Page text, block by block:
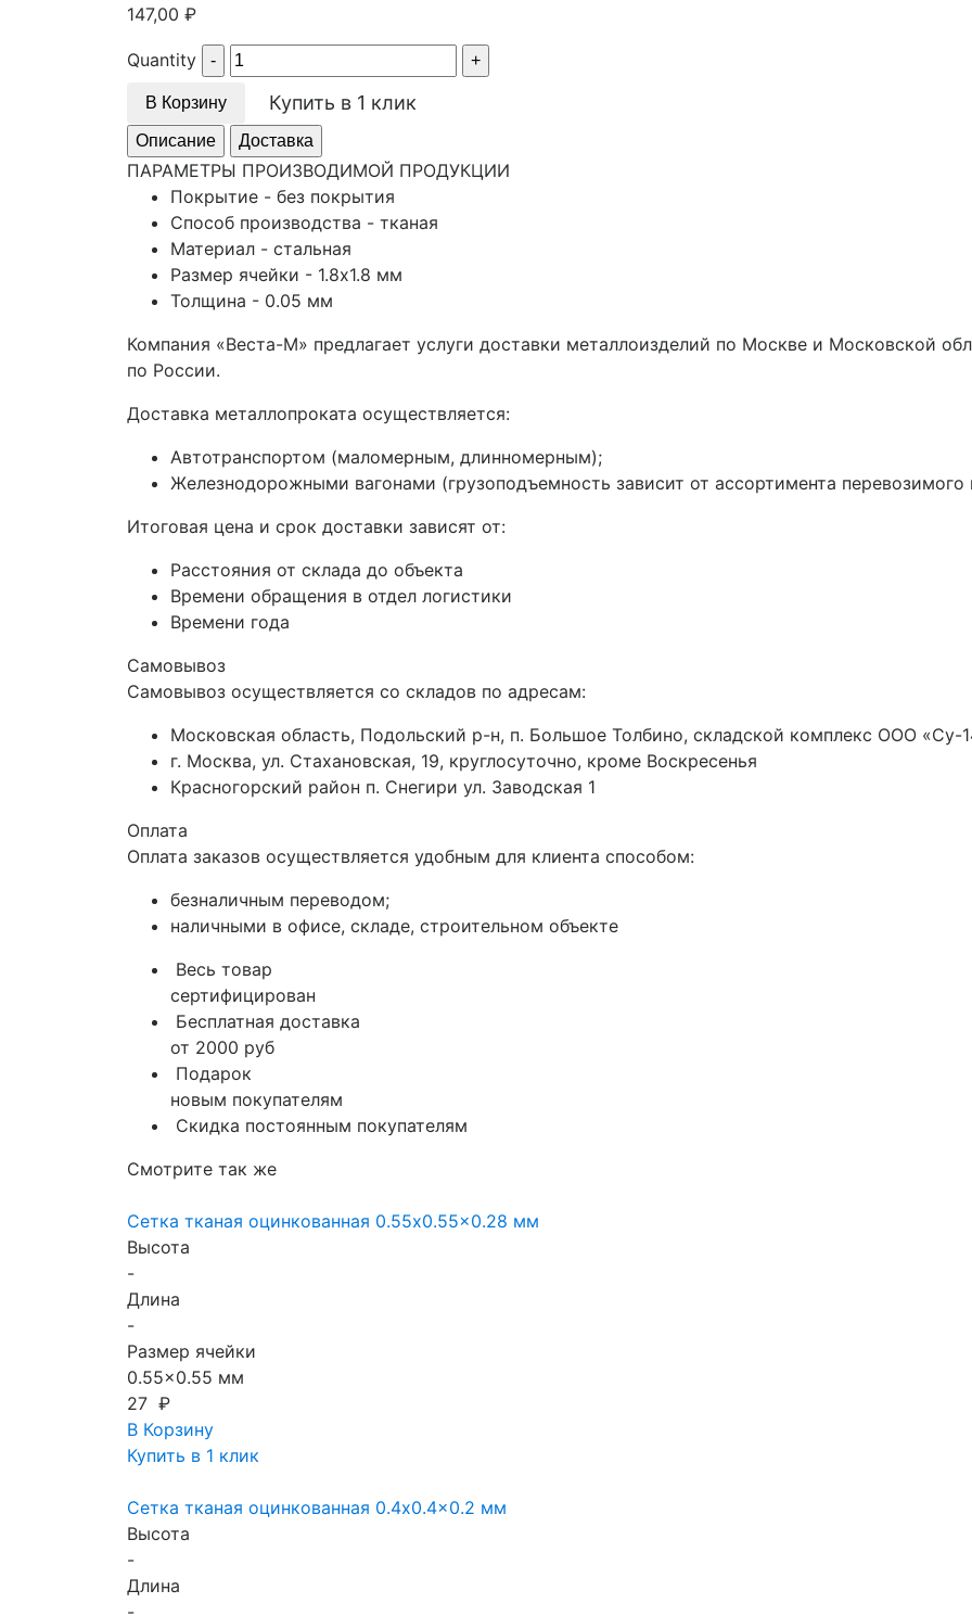
147,00 ₽
Quantity
В Корзину Купить в 1 клик
Описание Доставка
ПАРАМЕТРЫ ПРОИЗВОДИМОЙ ПРОДУКЦИИ
Покрытие - без покрытия
Способ производства - тканая
Материал - стальная
Размер ячейки - 1.8x1.8 мм
Толщина - 0.05 мм
Компания «Веста-М» предлагает услуги доставки металлоизделий по Москве и Московской
по России.
Доставка металлопроката осуществляется:
Автотранспортом (маломерным, длинномерным);
Железнодорожными вагонами (грузоподъемность зависит от ассортимента перевозимого
Итоговая цена и срок доставки зависят от:
Расстояния от склада до объекта
Времени обращения в отдел логистики
Времени года
Самовывоз
Самовывоз осуществляется со складов по адресам:
Московская область, Подольский р-н, п. Большое Толбино, складской комплекс ООО «Су-
г. Москва, ул. Стахановская, 19, круглосуточно, кроме Воскресенья
Красногорский район п. Снегири ул. Заводская 1
Оплата
Оплата заказов осуществляется удобным для клиента способом:
безналичным переводом;
наличными в офисе, складе, строительном объекте
Весь товар
сертифицирован
Бесплатная доставка
от 2000 руб
Подарок
новым покупателям
Скидка постоянным покупателям
Смотрите так же
Сетка тканая оцинкованная 0.55x0.55x0.28 мм
Высота
-
Длина
-
Размер ячейки
0.55x0.55 мм
27 ₽
В Корзину
Купить в 1 клик
Сетка тканая оцинкованная 0.4x0.4x0.2 мм
Высота
-
Длина
-